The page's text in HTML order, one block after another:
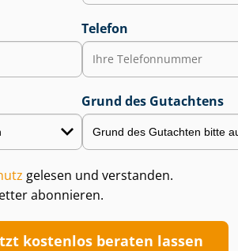
Telefon
Grund des Gutachtens
gelesen und verstanden.
abonnieren.
kostenlos beraten lassen